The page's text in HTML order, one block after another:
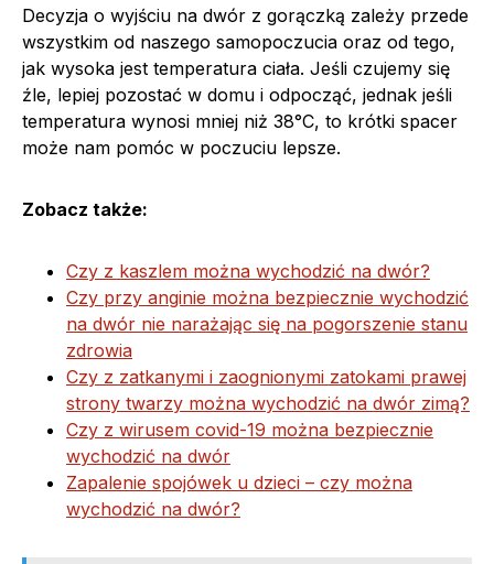
Decyzja o wyjściu na dwór z gorączką zależy przede
wszystkim od naszego samopoczucia oraz od tego,
jak wysoka jest temperatura ciała. Jeśli czujemy się
źle, lepiej pozostać w domu i odpocząć, jednak jeśli
temperatura wynosi mniej niż 38°C, to krótki spacer
może nam pomóc w poczuciu lepsze.
Zobacz także:
Czy z kaszlem można wychodzić na dwór?
Czy przy anginie można bezpiecznie wychodzić
na dwór nie narażając się na pogorszenie stanu
zdrowia
Czy z zatkanymi i zaognionymi zatokami prawej
strony twarzy można wychodzić na dwór zimą?
Czy z wirusem covid-19 można bezpiecznie
wychodzić na dwór
Zapalenie spojówek u dzieci – czy można
wychodzić na dwór?